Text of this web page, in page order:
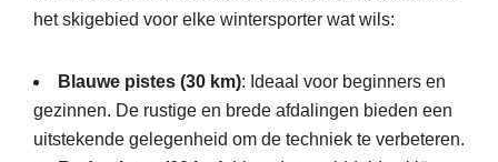
het skigebied voor elke wintersporter wat wils:
Blauwe pistes (30 km): Ideaal voor beginners en
gezinnen. De rustige en brede afdalingen bieden een
uitstekende gelegenheid om de techniek te verbeteren.